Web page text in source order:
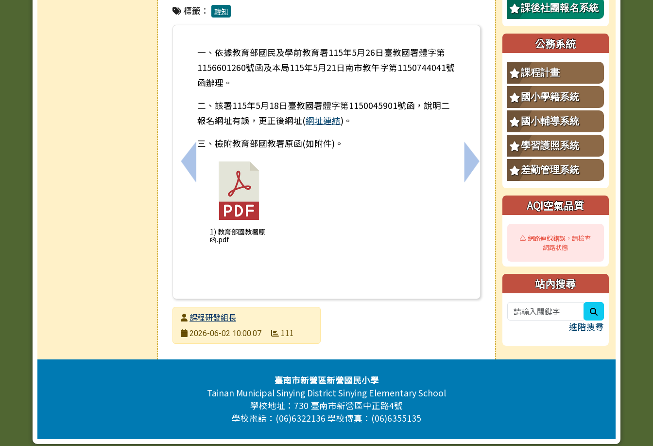
標籤： 轉知
上一筆：語言訓練測驗中心115年7月7日辦理「2026英語教學與評量研習講座」，歡迎英語教師報名參加。
一、依據教育部國民及學前教育署115年5月26日臺教國署體字第
1156601260號函及本局115年5月21日南市教午字第1150744041號
函辦理。
二、該署115年5月18日臺教國署體字第1150045901號函，說明二
報名網址有誤，更正後網址(網址連結)。
三、檢附教育部國教署原函(如附件)。
1) 教育部國教署原
函.pdf
下一筆：嘉義大學辦理「115學年度中小學雙
發布者課程研發組長
發布日期
2026-06-02 10:00:07 111
課後社團報名系統
公務系統
課程計畫
國小學籍系統
國小輔導系統
學習護照系統
差勤管理系統
AQI空氣品質
⚠️ 網路連線錯誤，請檢查
網路狀態
站內搜尋
進階搜尋
臺南市新營區新營國民小學
Tainan Municipal Sinying District Sinying Elementary School
學校地址：730 臺南市新營區中正路4號
學校電話：(06)6322136 學校傳真：(06)6355135